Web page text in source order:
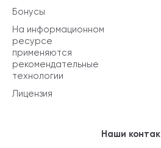
Бонусы
На информационном
ресурсе
применяются
рекомендательные
технологии
Лицензия
Наши